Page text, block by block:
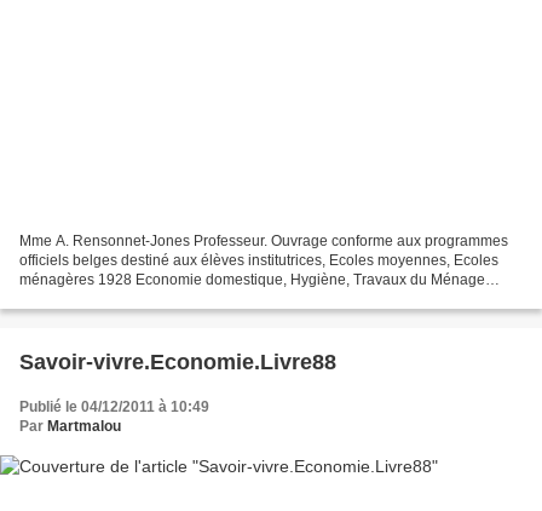
Mme A. Rensonnet-Jones Professeur. Ouvrage conforme aux programmes
officiels belges destiné aux élèves institutrices, Ecoles moyennes, Ecoles
ménagères 1928 Economie domestique, Hygiène, Travaux du Ménage
Savoir-vivre.Economie.Livre88
Publié le 04/12/2011 à 10:49
Par Martmalou